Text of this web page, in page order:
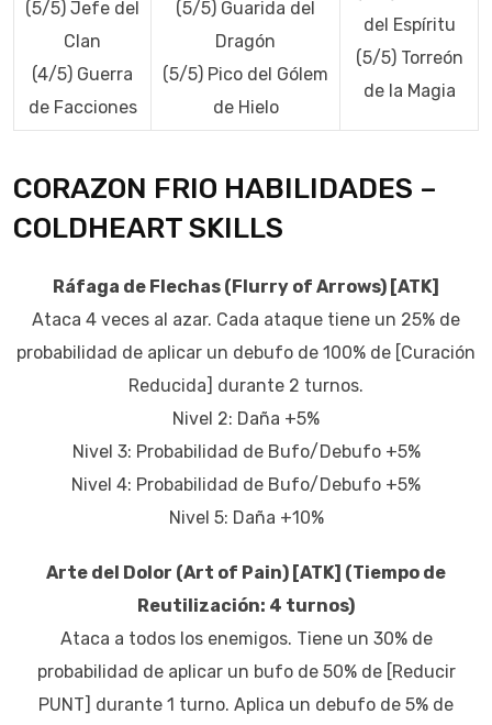
(5/5) Jefe del
Clan
(4/5) Guerra
de Facciones
(5/5) Guarida del
Dragón
(5/5) Pico del Gólem
de Hielo
del Espíritu
(5/5) Torreón
de la Magia
CORAZON FRIO HABILIDADES –
COLDHEART SKILLS
Ráfaga de Flechas (Flurry of Arrows) [ATK]
Ataca 4 veces al azar. Cada ataque tiene un 25% de
probabilidad de aplicar un debufo de 100% de [Curación
Reducida] durante 2 turnos.
Nivel 2: Daña +5%
Nivel 3: Probabilidad de Bufo/Debufo +5%
Nivel 4: Probabilidad de Bufo/Debufo +5%
Nivel 5: Daña +10%
Arte del Dolor (Art of Pain) [ATK] (Tiempo de
Reutilización: 4 turnos)
Ataca a todos los enemigos. Tiene un 30% de
probabilidad de aplicar un bufo de 50% de [Reducir
PUNT] durante 1 turno. Aplica un debufo de 5% de